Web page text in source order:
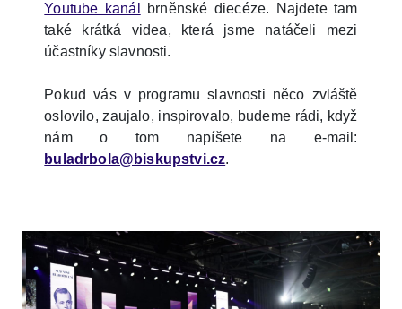
Youtube kanál
brněnské diecéze. Najdete tam
také krátká videa, která jsme natáčeli mezi
účastníky slavnosti.
Pokud vás v programu slavnosti něco zvláště
oslovilo, zaujalo, inspirovalo, budeme rádi, když
nám o tom napíšete na e-mail:
buladrbola@biskupstvi.cz.